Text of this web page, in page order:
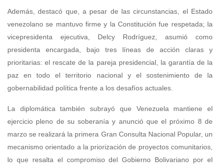
Además, destacó que, a pesar de las circunstancias, el Estado
venezolano se mantuvo firme y la Constitución fue respetada; la
vicepresidenta ejecutiva, Delcy Rodríguez, asumió como
presidenta encargada, bajo tres líneas de acción claras y
prioritarias: el rescate de la pareja presidencial, la garantía de la
paz en todo el territorio nacional y el sostenimiento de la
gobernabilidad política frente a los desafíos actuales.
La diplomática también subrayó que Venezuela mantiene el
ejercicio pleno de su soberanía y anunció que el próximo 8 de
marzo se realizará la primera Gran Consulta Nacional Popular, un
mecanismo orientado a la priorización de proyectos comunitarios,
lo que resalta el compromiso del Gobierno Bolivariano por el